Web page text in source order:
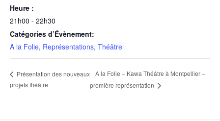
Heure :
21h00 - 22h30
Catégories d’Évènement:
A la Folie, Représentations, Théâtre
Présentation des nouveaux
projets théâtre
A la Folie – Kawa Théâtre à Montpellier –
première représentation